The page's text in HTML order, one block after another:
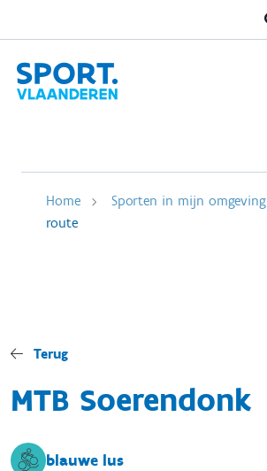
Home Sporten in mijn omgeving
route
Terug
MTB Soerendonk
blauwe lus